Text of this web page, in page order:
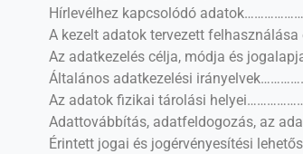
Hírlevélhez kapcsolódó
A kezelt adatok tervezett
Az adatkezelés célja, módja és
Általános adatkezelési
Az adatok fizikai tárolási
Adattovábbítás, adatfeldogozás, az
Érintett jogai és jogérvényesítési